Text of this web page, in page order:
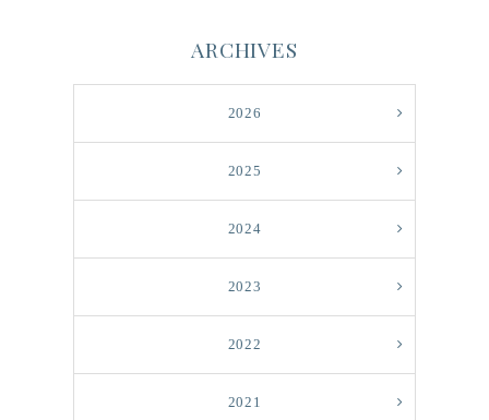
ARCHIVES
2026
2025
2024
2023
2022
2021